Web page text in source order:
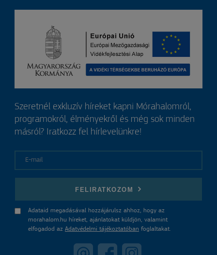
Szeretnél exkluzív híreket kapni Mórahalomról,
programokról, élményekről és még sok minden
másról? Iratkozz fel hírlevelünkre!
FELIRATKOZOM
Adataid megadásával hozzájárulsz ahhoz, hogy az
morahalom.hu híreket, ajánlatokat küldjön, valamint
elfogadod az Adatvédelmi tájékoztatóban foglaltakat.